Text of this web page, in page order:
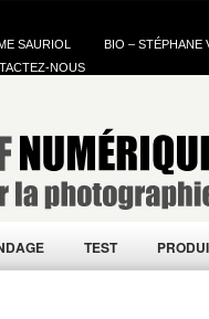
SAURIOL
BIO – STÉPHANE
NOUS
TEST